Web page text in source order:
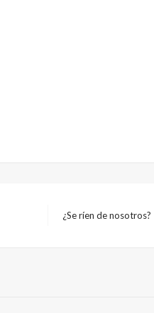
Entrada
¿Se ríen de nosotros?